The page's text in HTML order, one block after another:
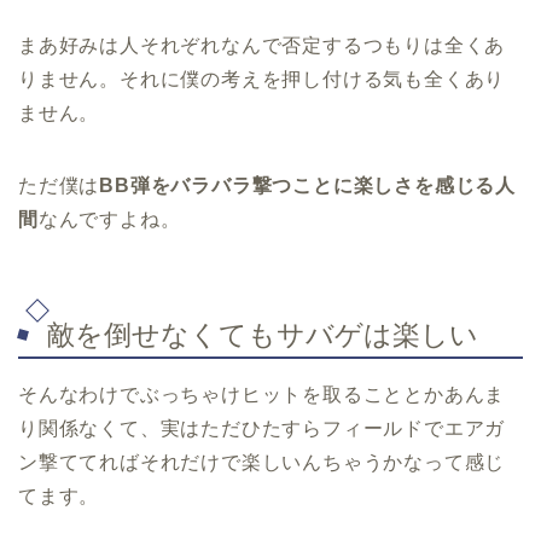
まあ好みは人それぞれなんで否定するつもりは全くあ
りません。それに僕の考えを押し付ける気も全くあり
ません。
ただ僕は BB弾をバラバラ撃つことに楽しさを感じる人
間 なんですよね。
敵を倒せなくてもサバゲは楽しい
そんなわけでぶっちゃけヒットを取ることとかあんま
り関係なくて、実はただひたすらフィールドでエアガ
ン撃ててればそれだけで楽しいんちゃうかなって感じ
てます。